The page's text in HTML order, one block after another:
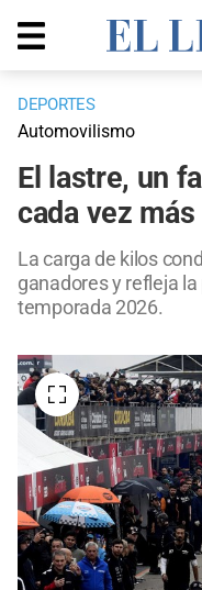
DEPORTES
Automovilismo
El lastre, un
cada vez
La carga de kilos
ganadores y refleja
temporada 2026.